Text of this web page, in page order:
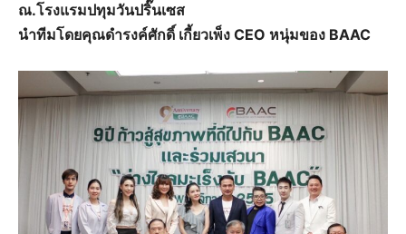
ณ.โรงแรมปทุมวันปริ๊นเซส
นำทีมโดยคุณดำรงค์ศักดิ์ เกี้ยวเพ็ง CEO หนุ่มของ BAAC